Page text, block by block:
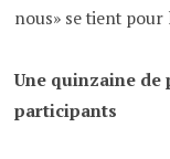
nous» se tient pour
Une quinzaine de
participants